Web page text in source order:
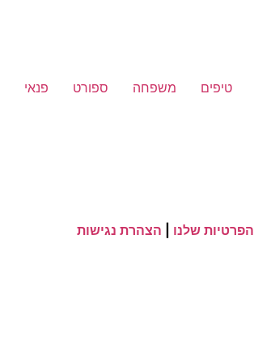
טיפים משפחה ספורט פנאי
הפרטיות שלנו
הצהרת נגישות